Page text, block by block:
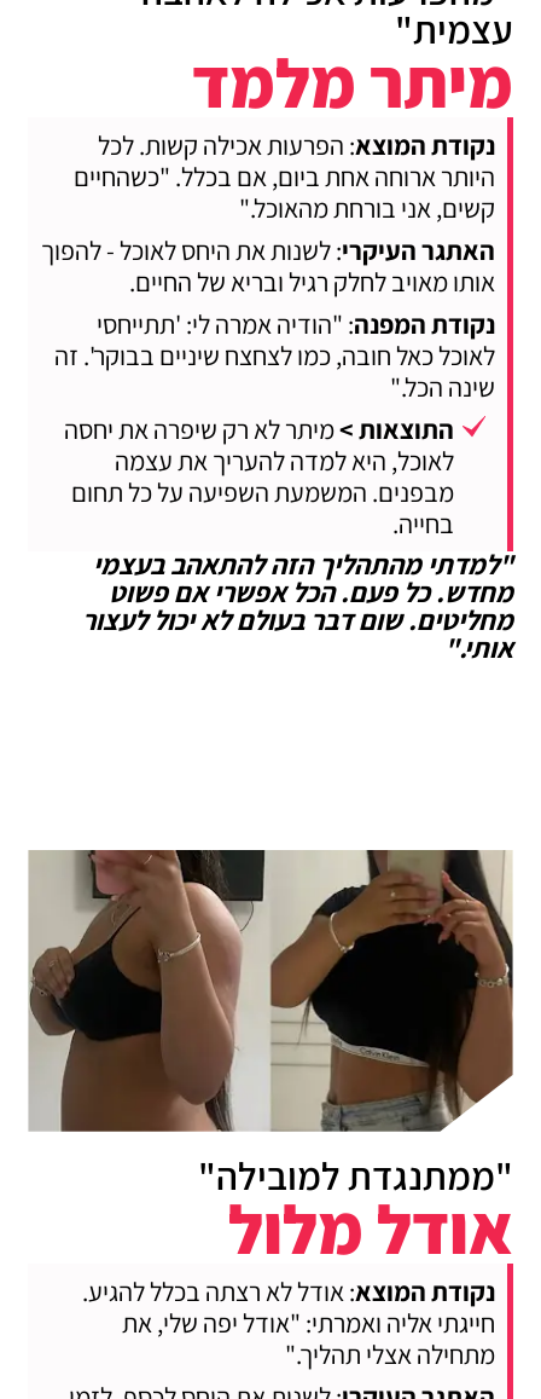
עצמית"
מיתר מלמד
נקודת המוצא: הפרעות אכילה קשות. לכל
היותר ארוחה אחת ביום, אם בכלל. "כשהחיים
קשים, אני בורחת מהאוכל."
האתגר העיקרי: לשנות את היחס לאוכל - להפוך
אותו מאויב לחלק רגיל ובריא של החיים.
נקודת המפנה: "הודיה אמרה לי: 'תתייחסי
לאוכל כאל חובה, כמו לצחצח שיניים בבוקר'. זה
שינה הכל."
התוצאות >מיתר לא רק שיפרה את יחסה
לאוכל, היא למדה להעריך את עצמה
מבפנים. המשמעת השפיעה על כל תחום
בחייה.
"למדתי מהתהליך הזה להתאהב בעצמי
מחדש. כל פעם. הכל אפשרי אם פשוט
מחליטים. שום דבר בעולם לא יכול לעצור
אותי."
"ממתנגדת למובילה"
אודל מלול
נקודת המוצא: אודל לא רצתה בכלל להגיע.
חייגתי אליה ואמרתי: "אודל יפה שלי, את
מתחילה אצלי תהליך."